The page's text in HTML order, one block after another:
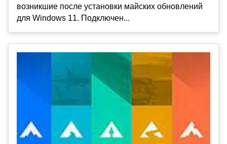
возникшие после установки майских обновлений
для Windows 11. Подключен...